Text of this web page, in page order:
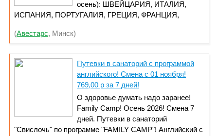
осень): ШВЕЙЦАРИЯ, ИТАЛИЯ,
ИСПАНИЯ, ПОРТУГАЛИЯ, ГРЕЦИЯ, ФРАНЦИЯ,
грязелечение • ТУНИС (безвиз) из
МОЛОДЁЖНЫЙ ОТДЫХ в
БОЛГАРИИ⭐СОЧИ⭐АЗОВСКОЕ МОРЕ⭐ГЕЛЕНДЖИК,
КАБАРДИНКА-(6-8-11дн)⭐ЗОЛОТ ОЕ КОЛЬЦО
07.08⭐Проезд автобусом в Грузию⭐ПОЛЬСКАЯ
БАЛТИКА13.08⭐ЧЕРНОГОРИЯ⭐АВИ А- ИТАЛИЯ,
ФРАНЦИЯ-виз. под
(Авестарс, Минск)
Путевки в санаторий с программой
английского! Смена с 01 ноября!
769,00 р за 7 дней!
О здоровье думать надо заранее!
Family Camp! Осень 2026! Смена 7
дней. Путевки в санаторий
"Свислочь" по программе "FAMILY CAMP"! Английский с